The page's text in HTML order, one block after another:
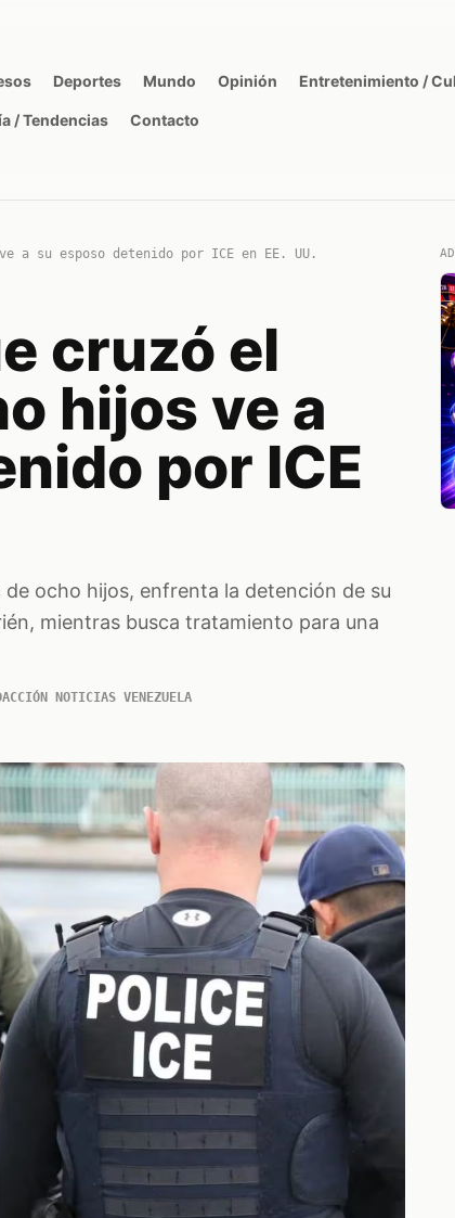
Deportes Mundo Opinión Entretenimiento /
/ Tendencias Contacto
a su esposo detenido por ICE en EE. UU.
cruzó el
hijos ve a
por ICE
ocho hijos, enfrenta la detención de su
mientras busca tratamiento para una
NOTICIAS VENEZUELA